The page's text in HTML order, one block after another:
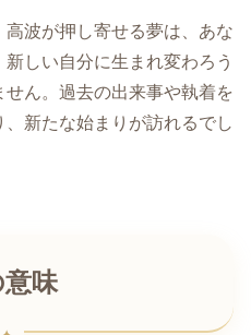
高波が押し寄せる夢は、あな
しい自分に生まれ変わろう
ん。過去の出来事や執着を
新たな始まりが訪れるでし
味